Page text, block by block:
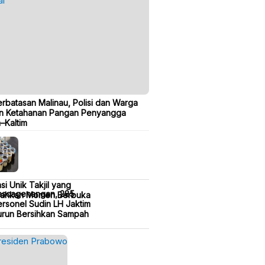
Malinau, Polisi dan Warga
Ketahanan Pangan Penyangga
Unik Takjil yang
Momen Berbuka
285
Sudin LH Jaktim
Bersihkan Sampah